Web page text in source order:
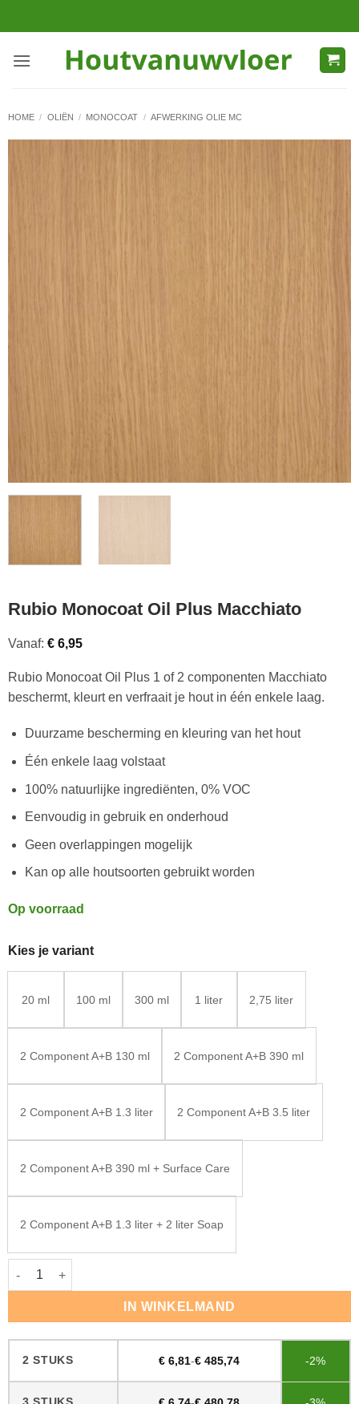
naar
HOME / OLIËN / MONOCOAT / AFWERKING OLIE MC
Rubio Monocoat Oil Plus Macchiato
Vanaf: €6,95
Rubio Monocoat Oil Plus 1 of 2 componenten Macchiato
beschermt, kleurt en verfraait je hout in één enkele laag.
Duurzame bescherming en kleuring van het hout
Één enkele laag volstaat
100% natuurlijke ingrediënten, 0% VOC
Eenvoudig in gebruik en onderhoud
Geen overlappingen mogelijk
Kan op alle houtsoorten gebruikt worden
Op voorraad
Kies je variant
20 ml 100 ml 300 ml 1 liter 2,75 liter
2 Component A+B 130 ml 2 Component A+B 390 ml
2 Component A+B 1.3 liter 2 Component A+B 3.5 liter
2 Component A+B 390 ml + Surface Care
2 Component A+B 1.3 liter + 2 liter Soap
Rubio Monocoat Oil Plus Macchiato aantal
IN WINKELMAND
2 STUKS € 6,81-€ 485,74 -2%